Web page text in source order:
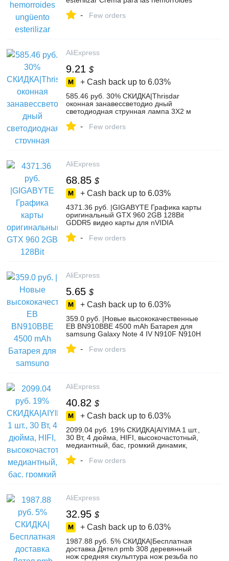
Parches from Belleza y salud on
- Few orders
AliExpress
9.21 $
+ Cash back up to 6.03%
585.46 руб. 30% СКИДКА|Thrisdar
оконная занавессветодио дный
светодиодная струнная лампа 3X2 м
Рождественская фея струнная лампа
- Few orders
AliExpress
68.85 $
+ Cash back up to 6.03%
4371.36 руб. |GIGABYTE Графика карты
оригинальный GTX 960 2GB 128Bit
GDDR5 видео карты для nVIDIA
Hdmi Dvi игры-in Графические карты
- Few orders
AliExpress
5.65 $
+ Cash back up to 6.03%
359.0 руб. |Новые высококачественные
EB BN910BBE 4500 mAh Батарея для
samsung Galaxy Note 4 IV N910F N910H
Аккумуляторы для мобильных
- Few orders
AliExpress
40.82 $
+ Cash back up to 6.03%
2099.04 руб. 19% СКИДКА|AIYIMA 1 шт.,
30 Вт, 4 дюйма, HIFI, высокочастотный,
медиантный, бас, громкий динамик,
динамик s, полный диапазон, динамик
- Few orders
AliExpress
32.95 $
+ Cash back up to 6.03%
1987.88 руб. 5% СКИДКА|Бесплатная
доставка Дятел pmb 308 деревянный
нож средняя скульптура нож резьба по